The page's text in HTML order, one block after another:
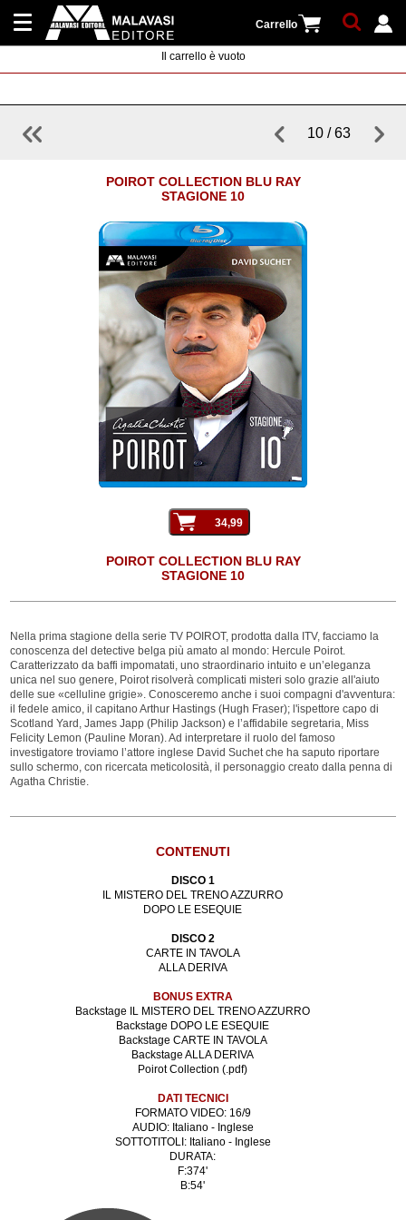
Carrello
Il carrello è vuoto
Registrati
Accedi
Collane
10 / 63
POIROT COLLECTION BLU RAY
STAGIONE 10
POIROT COLLECTION BLU RAY
STAGIONE 10
Nella prima stagione della serie TV POIROT, prodotta dalla ITV, facciamo la
conoscenza del detective belga più amato al mondo: Hercule Poirot.
Caratterizzato da baffi impomatati, uno straordinario intuito e un’eleganza
unica nel suo genere, Poirot risolverà complicati misteri solo grazie all'aiuto
delle sue «celluline grigie». Conosceremo anche i suoi compagni d'avventura:
il fedele amico, il capitano Arthur Hastings (Hugh Fraser); l'ispettore capo di
Scotland Yard, James Japp (Philip Jackson) e l’affidabile segretaria, Miss
Felicity Lemon (Pauline Moran). Ad interpretare il ruolo del famoso
investigatore troviamo l’attore inglese David Suchet che ha saputo riportare
sullo schermo, con ricercata meticolosità, il personaggio creato dalla penna di
Agatha Christie.
CONTENUTI
DISCO 1
IL MISTERO DEL TRENO AZZURRO
DOPO LE ESEQUIE
DISCO 2
CARTE IN TAVOLA
ALLA DERIVA
BONUS EXTRA
Backstage IL MISTERO DEL TRENO AZZURRO
Backstage DOPO LE ESEQUIE
Backstage CARTE IN TAVOLA
Backstage ALLA DERIVA
Poirot Collection (.pdf)
DATI TECNICI
FORMATO VIDEO: 16/9
AUDIO: Italiano - Inglese
SOTTOTITOLI: Italiano - Inglese
DURATA:
F:374'
B:54'